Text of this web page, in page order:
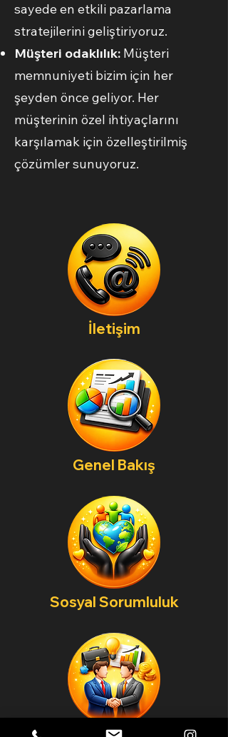
sayede en etkili pazarlama
stratejilerini geliştiriyoruz.
Müşteri odaklılık: Müşteri
memnuniyeti bizim için her
şeyden önce geliyor. Her
müşterinin özel ihtiyaçlarını
karşılamak için özelleştirilmiş
çözümler sunuyoruz.
İletişim
Genel Bakış
Sosyal Sorumluluk